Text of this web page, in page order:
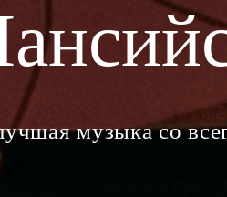
музыка со